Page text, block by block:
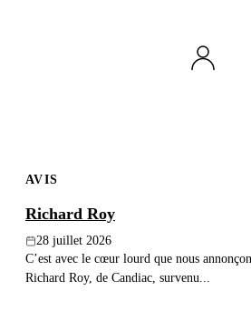
Publier un avis
AVIS
Richard Roy
28 juillet 2026
C’est avec le cœur lourd que nous
Richard Roy, de Candiac, survenu...